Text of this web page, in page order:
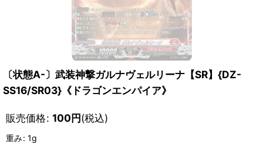
〔状態A-〕武装神撃ガルナヴェルリーナ【SR】{DZ-
SS16/SR03}《ドラゴンエンパイア》
販売価格: 100円(税込)
重み: 1g